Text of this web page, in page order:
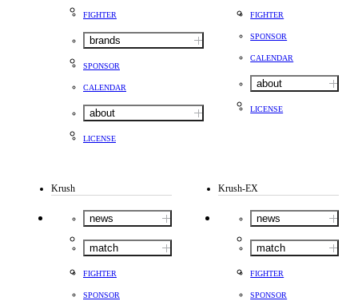
FIGHTER
brands
SPONSOR
CALENDAR
about
LICENSE
FIGHTER
SPONSOR
CALENDAR
about
LICENSE
Krush
news
match
FIGHTER
SPONSOR
Krush-EX
news
match
FIGHTER
SPONSOR